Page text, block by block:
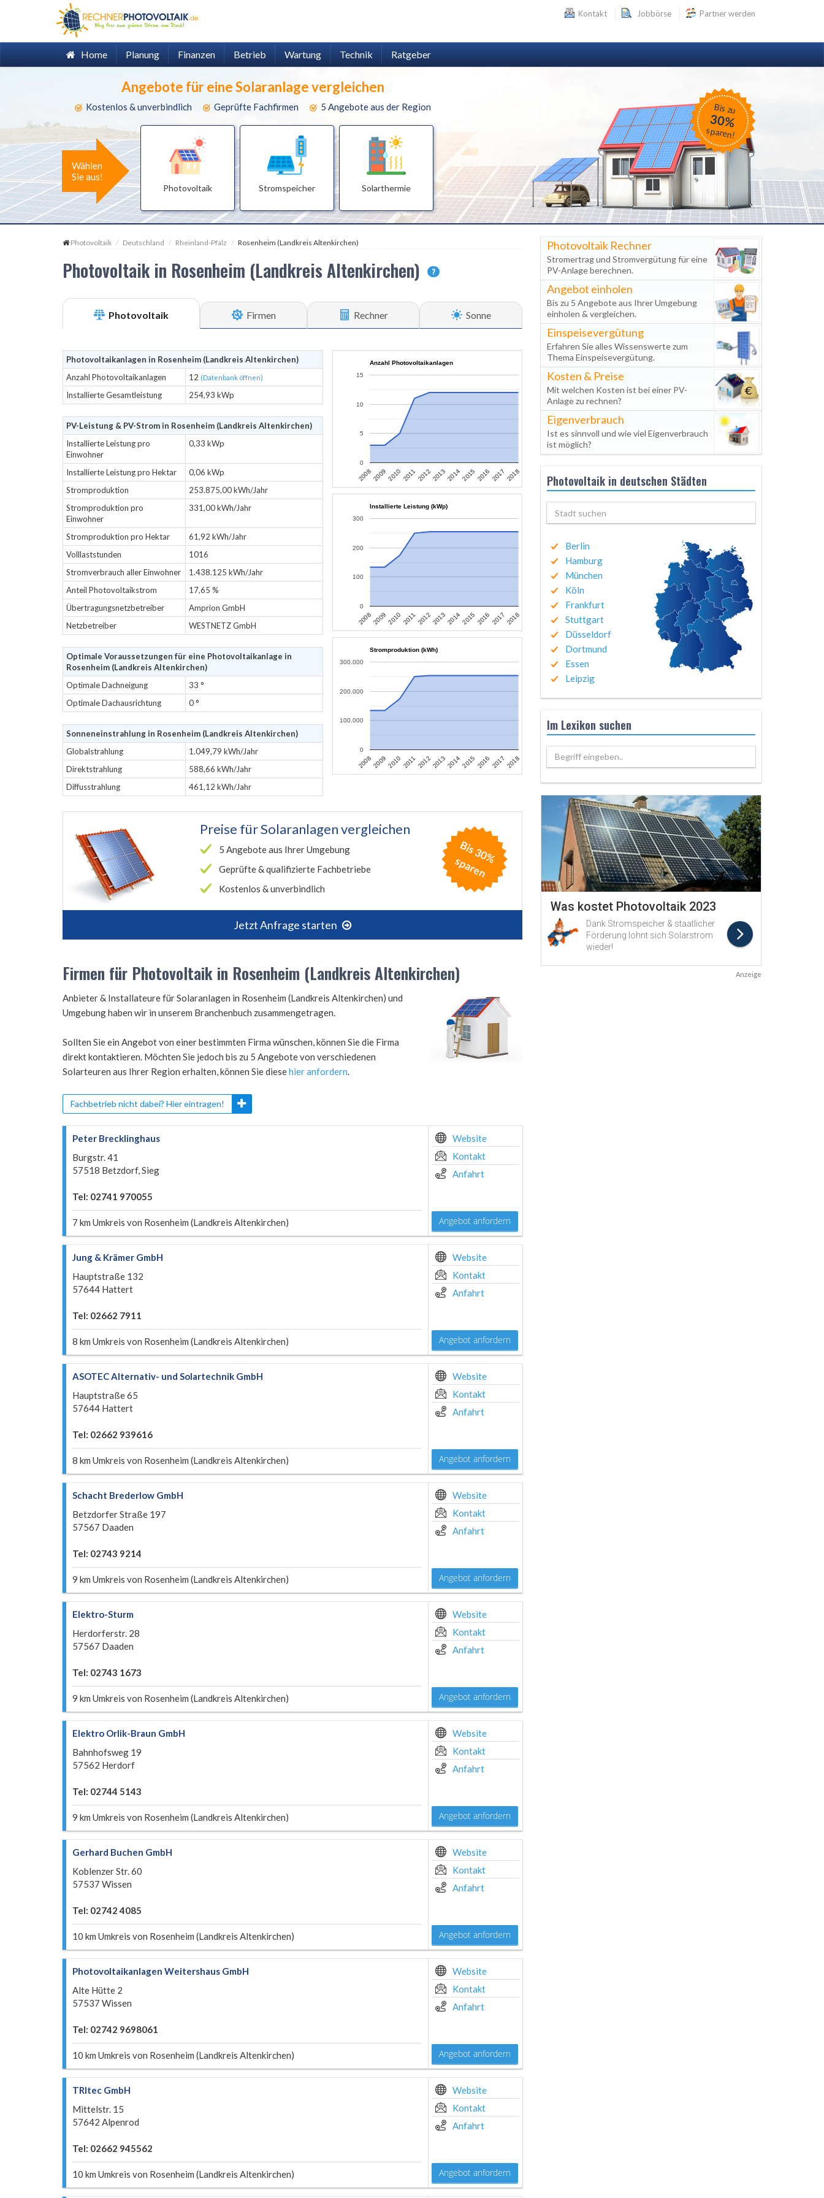
Kontakt Jobbörse Partner werden
Home Planung Finanzen Betrieb Wartung Technik Ratgeber
Angebote für eine Solaranlage vergleichen
Kostenlos & unverbindlich Geprüfte Fachfirmen 5 Angebote aus der Region
Wählen
Sie aus!
Photovoltaik Stromspeicher Solarthermie
Bis zu
30%
sparen!
Photovoltaik Deutschland Rheinland-Pfalz Rosenheim (Landkreis Altenkirchen)
Photovoltaik in Rosenheim (Landkreis Altenkirchen) ?
Photovoltaik Firmen Rechner Sonne
Photovoltaikanlagen in Rosenheim (Landkreis Altenkirchen)
Anzahl Photovoltaikanlagen
12 (Datenbank öffnen)
Installierte Gesamtleistung 254,93 kWp
PV-Leistung & PV-Strom in Rosenheim (Landkreis Altenkirchen)
Installierte Leistung pro
Einwohner
0,33 kWp
Installierte Leistung pro Hektar
0,06 kWp
Stromproduktion
253.875,00 kWh/Jahr
Stromproduktion pro
Einwohner
331,00 kWh/Jahr
Stromproduktion pro Hektar
61,92 kWh/Jahr
Volllaststunden
1016
Stromverbrauch aller Einwohner
1.438.125 kWh/Jahr
Anteil Photovoltaikstrom
17,65 %
Übertragungsnetzbetreiber
Amprion GmbH
Netzbetreiber
WESTNETZ GmbH
Optimale Voraussetzungen für eine Photovoltaikanlage in
Rosenheim (Landkreis Altenkirchen)
Optimale Dachneigung
33 °
Optimale Dachausrichtung
0 °
Sonneneinstrahlung in Rosenheim (Landkreis Altenkirchen)
Globalstrahlung
1.049,79 kWh/Jahr
Direktstrahlung
588,66 kWh/Jahr
Diffusstrahlung
461,12 kWh/Jahr
Anzahl Photovoltaikanlagen
200820092010 20112012201320142015 2016 2017 2018
0
5
10
15
Installierte Leistung (kWp)
200820092010 20112012201320142015 2016 2017 2018
0
100
200
300
Stromproduktion (kWh)
200820092010 20112012201320142015 2016 2017 2018
0
100.000
200.000
300.000
Preise fürSolaranlagen vergleichen
5 Angebote aus Ihrer Umgebung
Geprüfte & qualifizierte Fachbetriebe
Kostenlos & unverbindlich
Jetzt Anfrage starten
B
is
3
0
%
s
p
a
r
e
n
Firmen für Photovoltaik in Rosenheim (Landkreis Altenkirchen)
Anbieter & Installateure für Solaranlagen in Rosenheim (Landkreis Altenkirchen) und
Umgebung haben wir in unserem Branchenbuch zusammengetragen.
Sollten Sie ein Angebot von einer bestimmten Firma wünschen, können Sie die Firma
direkt kontaktieren. Möchten Sie jedoch bis zu 5 Angebote von verschiedenen
Solarteuren aus Ihrer Region erhalten, können Sie diesehier anfordern.
Fachbetrieb nicht dabei? Hier eintragen!
Peter Brecklinghaus
Burgstr. 41
57518 Betzdorf, Sieg
Tel: 02741 970055
7 km Umkreis von Rosenheim (Landkreis Altenkirchen)
Website
Kontakt
Anfahrt
Angebot anfordern
Jung & Krämer GmbH
Hauptstraße 132
57644 Hattert
Tel: 02662 7911
8 km Umkreis von Rosenheim (Landkreis Altenkirchen)
Website
Kontakt
Anfahrt
Angebot anfordern
ASOTEC Alternativ- und Solartechnik GmbH
Hauptstraße 65
57644 Hattert
Tel: 02662 939616
8 km Umkreis von Rosenheim (Landkreis Altenkirchen)
Website
Kontakt
Anfahrt
Angebot anfordern
Schacht Brederlow GmbH
Betzdorfer Straße 197
57567 Daaden
Tel: 02743 9214
9 km Umkreis von Rosenheim (Landkreis Altenkirchen)
Website
Kontakt
Anfahrt
Angebot anfordern
Elektro-Sturm
Herdorferstr. 28
57567 Daaden
Tel: 02743 1673
9 km Umkreis von Rosenheim (Landkreis Altenkirchen)
Website
Kontakt
Anfahrt
Angebot anfordern
Elektro Orlik-Braun GmbH
Bahnhofsweg 19
57562 Herdorf
Tel: 02744 5143
9 km Umkreis von Rosenheim (Landkreis Altenkirchen)
Website
Kontakt
Anfahrt
Angebot anfordern
Gerhard Buchen GmbH
Koblenzer Str. 60
57537 Wissen
Tel: 02742 4085
10 km Umkreis von Rosenheim (Landkreis Altenkirchen)
Website
Kontakt
Anfahrt
Angebot anfordern
Photovoltaikanlagen Weitershaus GmbH
Alte Hütte 2
57537 Wissen
Tel: 02742 9698061
10 km Umkreis von Rosenheim (Landkreis Altenkirchen)
Website
Kontakt
Anfahrt
Angebot anfordern
TRItec GmbH
Mittelstr. 15
57642 Alpenrod
Tel: 02662 945562
10 km Umkreis von Rosenheim (Landkreis Altenkirchen)
Website
Kontakt
Anfahrt
Angebot anfordern
Photovoltaik Rechner
Stromertrag und Stromvergütung für eine
PV-Anlage berechnen.
Angebot einholen
Bis zu 5 Angebote aus Ihrer Umgebung
einholen & vergleichen.
Einspeisevergütung
Erfahren Sie alles Wissenswerte zum
Thema Einspeisevergütung.
Kosten & Preise
Mit welchen Kosten ist bei einer PV-
Anlage zu rechnen?
Eigenverbrauch
Ist es sinnvoll und wie viel Eigenverbrauch
ist möglich?
Photovoltaik in deutschen Städten
Berlin
Hamburg
München
Köln
Frankfurt
Stuttgart
Düsseldorf
Dortmund
Essen
Leipzig
Im Lexikon suchen
Begriff eingeben..
Anzeige